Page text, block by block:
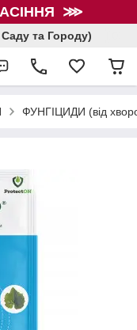
⋙
та Городу)
ФУНГІЦИДИ (від